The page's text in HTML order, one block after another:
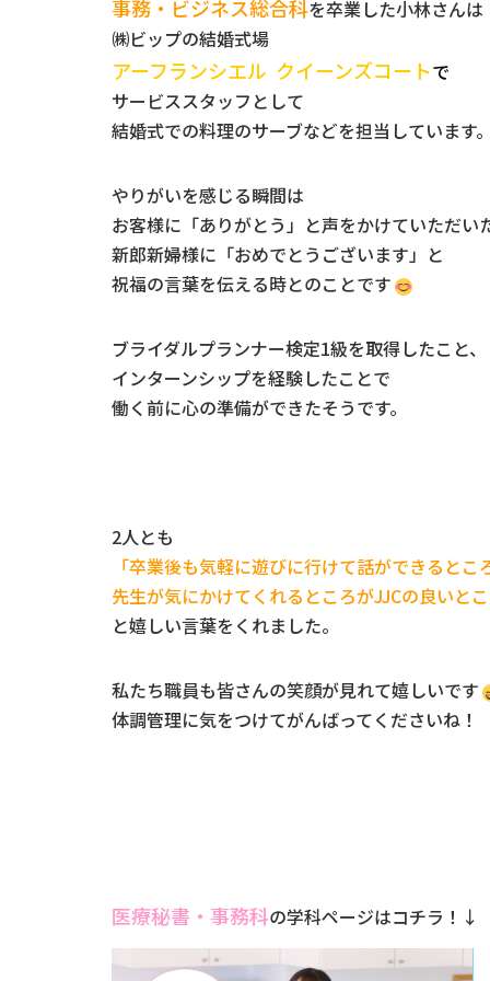
事務・ビジネス総合科を卒業した小林さんは
㈱ビップの結婚式場
アーフランシエル クイーンズコートで
サービススタッフとして
結婚式での料理のサーブなどを担当しています。
やりがいを感じる瞬間は
お客様に「ありがとう」と声をかけていただい
新郎新婦様に「おめでとうございます」と
祝福の言葉を伝える時とのことです
ブライダルプランナー検定1級を取得したこと、
インターンシップを経験したことで
働く前に心の準備ができたそうです。
2人とも
「卒業後も気軽に遊びに行けて話ができるとこ
先生が気にかけてくれるところがJJCの良いとこ
と嬉しい言葉をくれました。
私たち職員も皆さんの笑顔が見れて嬉しいです
体調管理に気をつけてがんばってくださいね！
医療秘書・事務科の学科ページはコチラ！↓